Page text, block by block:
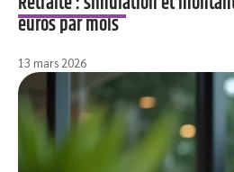
euros par mois
13 mars 2026